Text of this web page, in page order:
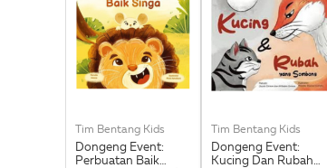
Tim Bentang Kids
Dongeng Event:
Perbuatan Baik
Tim Bentang Kids
Dongeng Event:
Kucing Dan Rubah